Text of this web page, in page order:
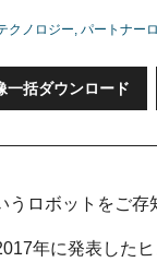
クノロジー パートナー
一括ダウンロード
うロボットをご存
年に発表した